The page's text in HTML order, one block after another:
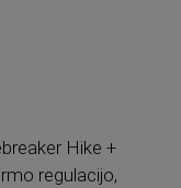
Hike +
regulacijo,